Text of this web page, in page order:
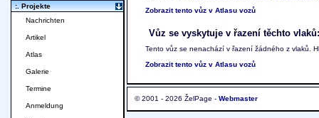
Zobrazit tento vůz v Atlasu vozů
Vůz se vyskytuje v řazení těchto vlaků:
Tento vůz se nenachází v řazení žádného z vlaků.
Zobrazit tento vůz v Atlasu vozů
© 2001 - 2026 ŽelPage - Webmaster
:. Projekte
Nachrichten
Artikel
Atlas
Galerie
Termine
Anmeldung